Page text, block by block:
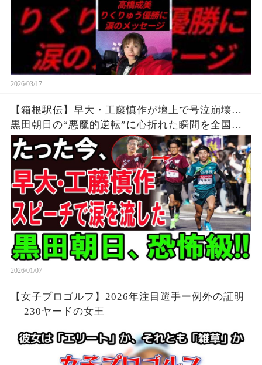
2026/03/17
【箱根駅伝】早大・工藤慎作が壇上で号泣崩壊…
黒田朝日の“悪魔的逆転”に心折れた瞬間を全国が
目撃
2026/01/07
【女子プロゴルフ】2026年注目選手ー例外の証明
— 230ヤードの女王